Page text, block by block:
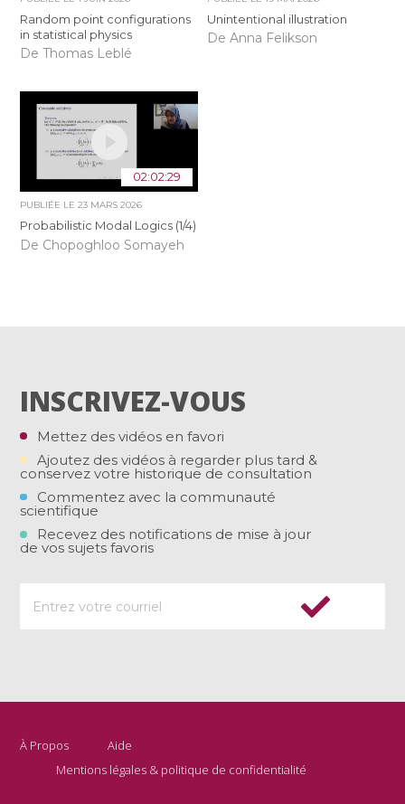
Random point configurations
in statistical physics
De Thomas Leblé
Unintentional illustration
De Anna Felikson
02:02:29
PUBLIÉE LE23 MARS 2026
Probabilistic Modal Logics (1/4)
De Chopoghloo Somayeh
INSCRIVEZ-VOUS
Mettez des vidéos en favori
Ajoutez des vidéos à regarder plus tard &
conservez votre historique de consultation
Commentez avec la communauté
scientifique
Recevez des notifications de mise à jour
de vos sujets favoris
À Propos
Aide
Mentions légales & politique de confidentialité